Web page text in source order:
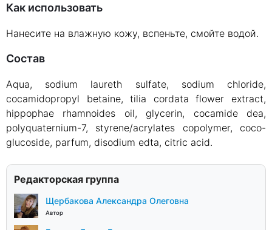
Как использовать
Нанесите на влажную кожу, вспеньте, смойте водой.
Состав
Aqua, sodium laureth sulfate, sodium chloride,
cocamidopropyl betaine, tilia cordata flower extract,
hippophae rhamnoides oil, glycerin, cocamide dea,
polyquaternium-7, styrene/acrylates copolymer, coco-
glucoside, parfum, disodium edta, citric acid.
Редакторская группа
Щербакова Александра Олеговна
Автор